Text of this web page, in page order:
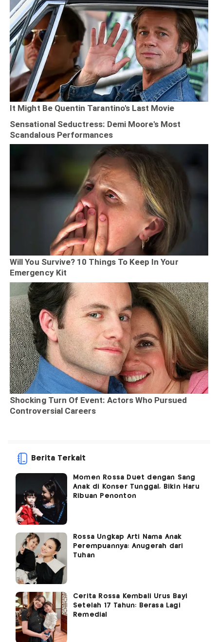
Berita Terkait
Momen Rossa Duet dengan Sang
Anak di Konser Tunggal, Bikin Haru
Ribuan Penonton
Rossa Ungkap Arti Nama Anak
Perempuannya: Anugerah dari
Tuhan
Cerita Rossa Kembali Urus Bayi
Setelah 17 Tahun: Berasa Lagi
Remedial